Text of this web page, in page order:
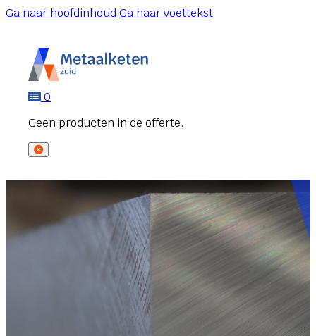
Ga naar hoofdinhoudGa naar voettekst
0